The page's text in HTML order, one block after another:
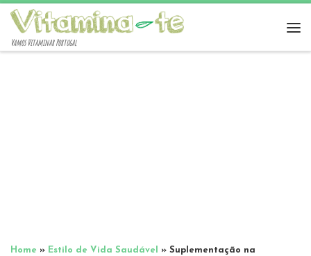
Vamos Vitaminar Portugal
Home » Estilo de Vida Saudável » Suplementação na